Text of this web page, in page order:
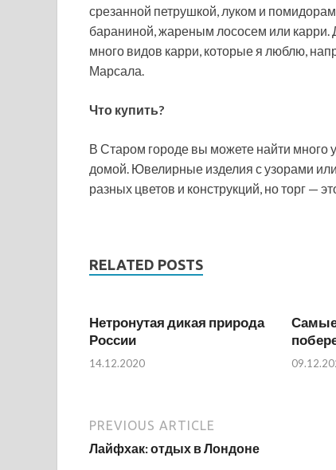
срезанной петрушкой, луком и
бараниной, жареным лососем или
много видов карри, которые я люблю,
Марсала.
Что купить?
В Старом городе вы можете найти много
домой. Ювелирные изделия с узорами
разных цветов и конструкций, но торг —
RELATED POSTS
Нетронутая дикая природа
России
14.12.2020
PREVIOUS ARTICLE
Лайфхак: отдых в Лондоне